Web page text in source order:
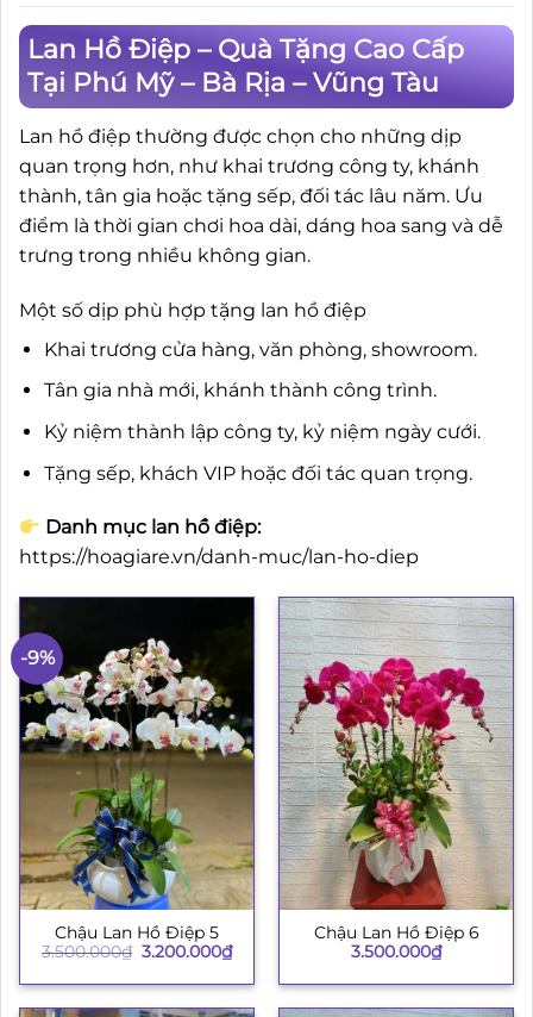
Lan Hồ Điệp – Quà Tặng Cao Cấp
Tại Phú Mỹ – Bà Rịa – Vũng Tàu
Lan hồ điệp thường được chọn cho những dịp
quan trọng hơn, như khai trương công ty, khánh
thành, tân gia hoặc tặng sếp, đối tác lâu năm. Ưu
điểm là thời gian chơi hoa dài, dáng hoa sang và dễ
trưng trong nhiều không gian.
Một số dịp phù hợp tặng lan hồ điệp
Khai trương cửa hàng, văn phòng, showroom.
Tân gia nhà mới, khánh thành công trình.
Kỷ niệm thành lập công ty, kỷ niệm ngày cưới.
Tặng sếp, khách VIP hoặc đối tác quan trọng.
Danh mục lan hồ điệp:
https://hoagiare.vn/danh-muc/lan-ho-diep
-9%
Chậu Lan Hồ Điệp 5
3.500.000₫ Giá
là:
3.200.000₫Giá
hiện
tại
3.200.000₫.
Chậu Lan Hồ Điệp 6
3.500.000₫